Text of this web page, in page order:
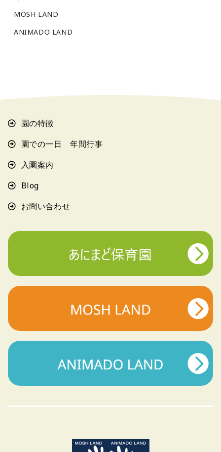
MOSH LAND
ANIMADO LAND
園の特徴
園での一日 年間行事
入園案内
Blog
お問い合わせ